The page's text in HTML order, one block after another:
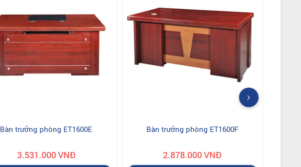
Bàn trưởng phòng ET1600E
3.531.000 VNĐ
Bàn trưởng phòng ET1600F
2.878.000 VNĐ